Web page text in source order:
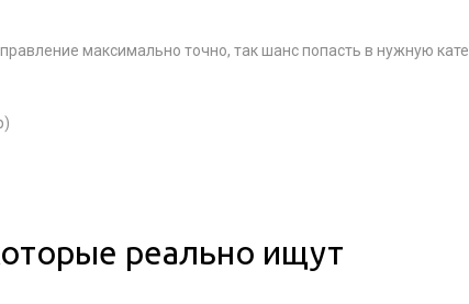
максимально точно, так шанс попасть в нужную
реально ищут